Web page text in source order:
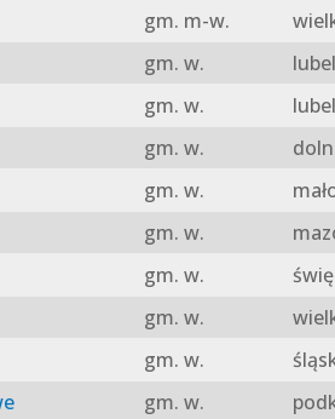
gm. m-w.
gm. w.
gm. w.
gm. w.
gm. w.
gm. w.
gm. w.
gm. w.
gm. w.
gm. w.